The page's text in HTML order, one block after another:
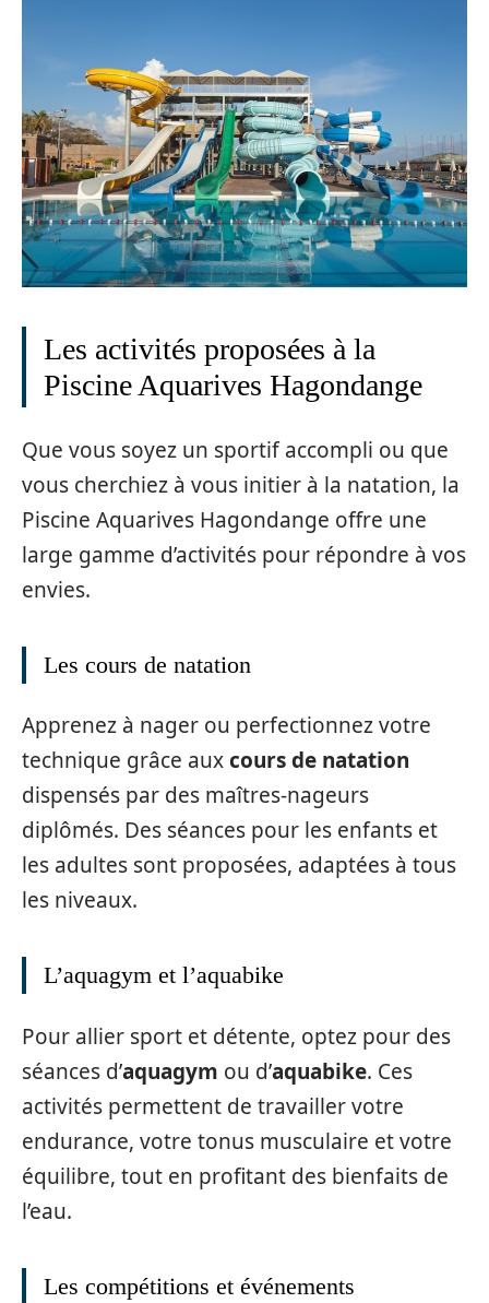
Les activités proposées à la
Piscine Aquarives Hagondange
Que vous soyez un sportif accompli ou que
vous cherchiez à vous initier à la natation, la
Piscine Aquarives Hagondange offre une
large gamme d’activités pour répondre à vos
envies.
Les cours de natation
Apprenez à nager ou perfectionnez votre
technique grâce auxcours de natation
dispensés par des maîtres-nageurs
diplômés. Des séances pour les enfants et
les adultes sont proposées, adaptées à tous
les niveaux.
L’aquagym et l’aquabike
Pour allier sport et détente, optez pour des
séances d’aquagym ou d’aquabike. Ces
activités permettent de travailler votre
endurance, votre tonus musculaire et votre
équilibre, tout en profitant des bienfaits de
l’eau.
Les compétitions et événements